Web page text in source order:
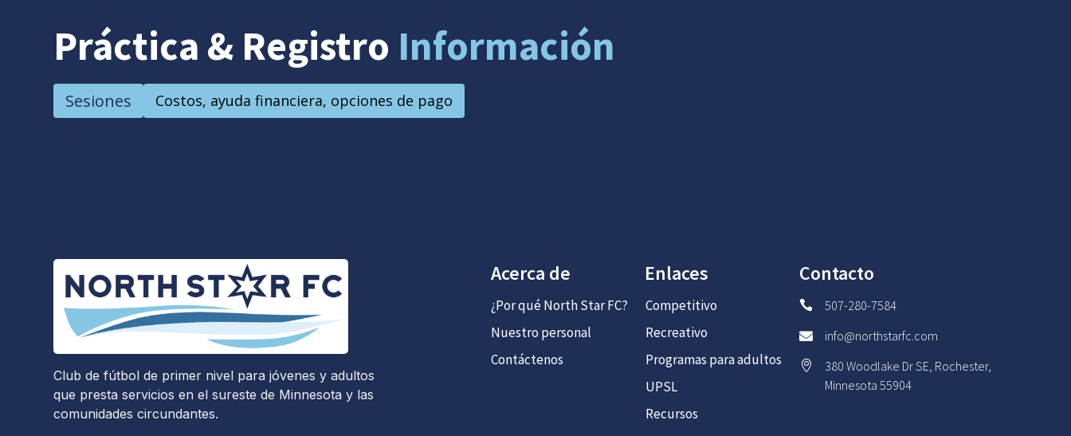
Práctica & Registro Información
Sesiones Costos, ayuda financiera, opciones de pago
Club de fútbol de primer nivel para jóvenes y adultos
que presta servicios en el sureste de Minnesota y las
comunidades circundantes.
Acerca de
¿Por qué North Star FC?
Nuestro personal
Contáctenos
Enlaces
Competitivo
Recreativo
Programas para adultos
UPSL
Recursos
Contacto
 507-280-7584
 info@northstarfc.com

380 Woodlake Dr SE, Rochester,
Minnesota 55904